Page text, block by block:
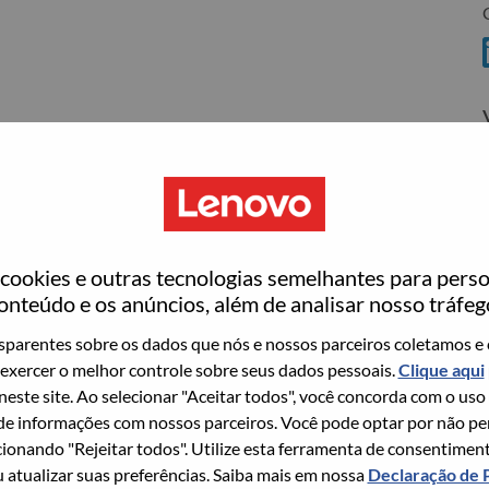
e outras tecnologias semelhantes para
e os anúncios, além de analisar nosso
sobre os dados que nós e nossos parceiros coletamos e
o melhor controle sobre seus dados pessoais. Clique aqui
site. Ao selecionar "Aceitar todos", você concorda com o uso
informações com nossos parceiros. Você pode optar por não
"Rejeitar todos". Utilize esta ferramenta de
atualizar suas preferências. Saiba mais em nossa Declaração de
we do. We WOW our customers.
powerhouse, ranked #196 in the Fortune Global
in 180 markets. Focused on a bold vision to deliver
its success as the world’s largest PC company with a full-
optimized devices (PCs, workstations, smartphones,
high performance computing and software defined
Lenovo’s continued investment in world-changing
and smarter future for everyone, everywhere.
under Lenovo Group Limited (HKSE: 992) (ADR: